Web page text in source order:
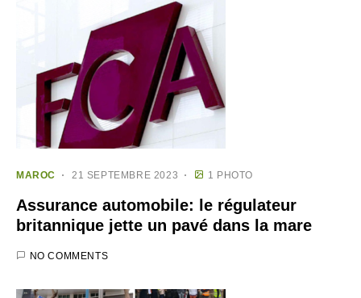
MAROC 21 SEPTEMBRE 2023 1 PHOTO
Assurance automobile: le régulateur
britannique jette un pavé dans la mare
NO COMMENTS